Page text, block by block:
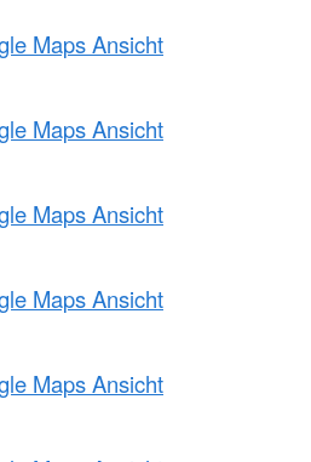
Maps Ansicht
Maps Ansicht
Maps Ansicht
Maps Ansicht
Maps Ansicht